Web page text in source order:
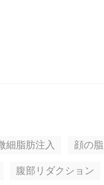
細脂肪注入 顔の脂
腹部リダクション